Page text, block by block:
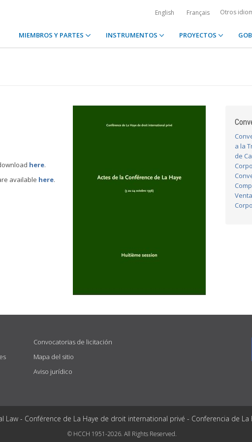
English Français Otros
MIEMBROS Y PARTES INSTRUMENTOS PROYECTOS
here.
available here.
a la
de
Convocatorias de licitación
Mapa del sitio
Aviso jurídico
Law - Conférence de La Haye de droit international privé - Conferencia de
© HCCH 1951-2026. All Rights Reserved.